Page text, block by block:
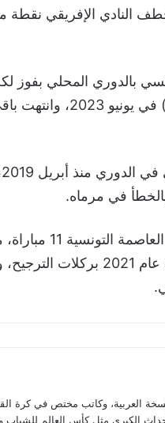
خارج قواعده أمام الترجي بنتيجة 1/1، وخطف النادي
للصفاقسي في مايو 2022، بينما فاز
في مرماه.
ومنذ تلك المباراة لعب الصفاقسي ضد
مباراتين في كأس تونس فاز بهما الصفاقسي، واحدة
وكاتب مختص في كرة
الكبرى مثل كأس العالم للشباب